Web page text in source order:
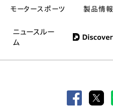
ニュースルー
ム
モータースポーツ 製品情報